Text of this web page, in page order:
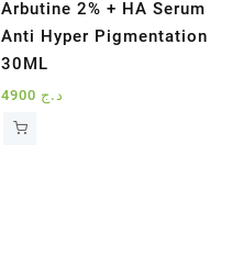
Arbutine 2% + HA Serum
Anti Hyper Pigmentation
30ML
د.ج